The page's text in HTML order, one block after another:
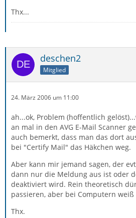
Thx...
deschen2
Mitglied
24. März 2006 um 11:00
ah...ok, Problem (hoffentlich
an mal in den AVG E-Mail Scanner
auch bemerkt, dass man das dort
bei "Certify Mail" das Häkchen weg.
Aber kann mir jemand sagen, der
dann nur die Meldung aus ist oder
deaktiviert wird. Rein theoretisch
passieren, aber bei Computern
Thx.